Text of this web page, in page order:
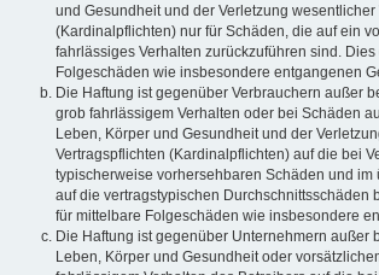
und Gesundheit und der Verletzung wesentlicher
(Kardinalpflichten) nur für Schäden, die auf ein
fahrlässiges Verhalten zurückzuführen sind.
Folgeschäden wie insbesondere entgangenen
Die Haftung ist gegenüber Verbrauchern außer
grob fahrlässigem Verhalten oder bei Schäden
Leben, Körper und Gesundheit und der
Vertragspflichten (Kardinalpflichten) auf die bei
typischerweise vorhersehbaren Schäden und im
auf die vertragstypischen Durchschnittsschäden
für mittelbare Folgeschäden wie insbesondere
Die Haftung ist gegenüber Unternehmern außer
Leben, Körper und Gesundheit oder